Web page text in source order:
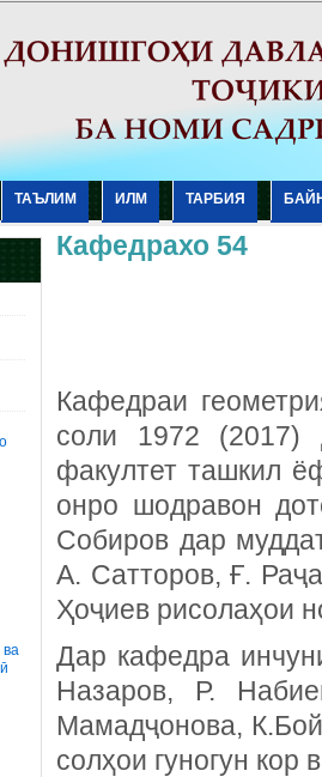
ТАЪЛИМ ИЛМ ТАРБИЯ
Кафедрахо 54
Кафедраи
соли 1972 (2017)
факултет ташкил
онро шодравон
Собиров дар
А. Сатторов, Ғ.
Ҳоҷиев рисолаҳои
Дар кафедра
Назаров, Р.
Мамадҷонова,
солҳои гуногун кор